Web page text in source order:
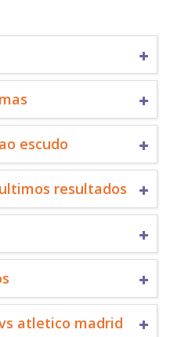
escudo
resultados
atletico madrid